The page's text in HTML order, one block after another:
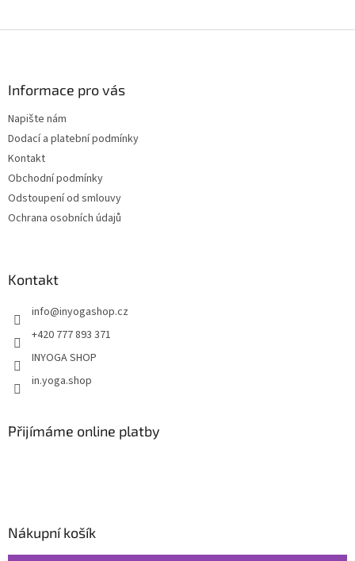
Informace pro vás
Napište nám
Dodací a platební podmínky
Kontakt
Obchodní podmínky
Odstoupení od smlouvy
Ochrana osobních údajů
Kontakt
info@inyogashop.cz
+420 777 893 371
INYOGA SHOP
in.yoga.shop
Přijímáme online platby
Nákupní košík